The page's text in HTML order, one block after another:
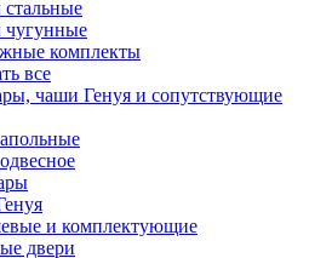
комплекты
все
чаши Генуя и сопутствующие
и комплектующие
двери